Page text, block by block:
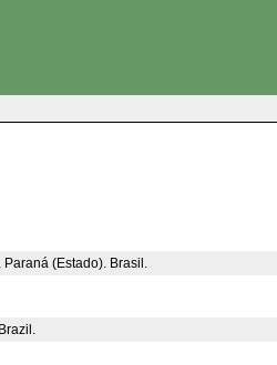
(Estado). Brasil.